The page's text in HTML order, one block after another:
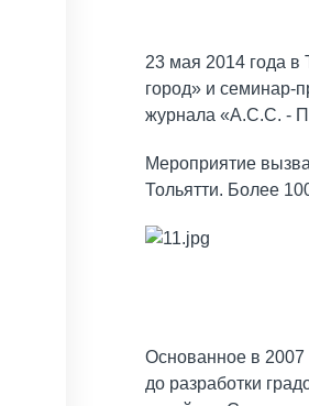
23 мая 2014 года в
город» и
журнала «А.С.С. -
Мероприятие
Тольятти. Более
Основанное в 2007
до разработки